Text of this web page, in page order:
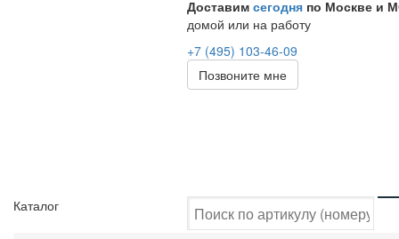
Доставим сегодня по Москве и
домой или на работу
+7 (495) 103-46-09
Позвоните мне
Каталог